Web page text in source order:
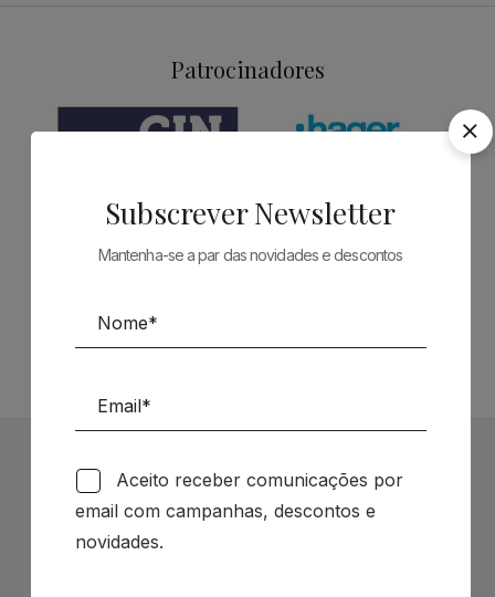
Patrocinadores
Siga-nos nas Redes Sociais
TÉCNICA LIVRARIA »
Subscrever Newsletter
Mantenha-se a par das novidades e descontos
Subscrever Newsletter
Mantenha-se a par das novidades e descontos
Aceito receber comunicações por
email com campanhas, descontos e
novidades.